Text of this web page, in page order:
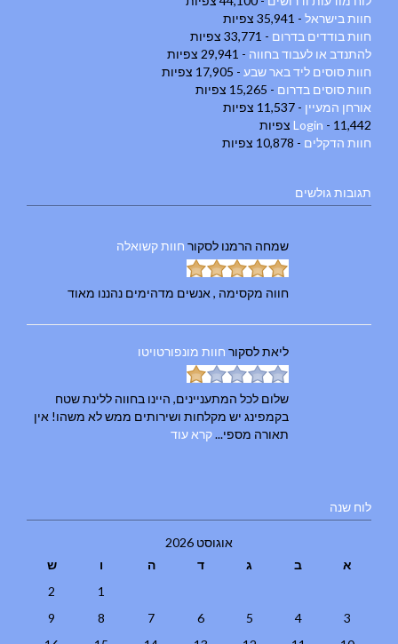
חוות בישראל - 35,941 צפיות
חוות בודדים בדרום - 33,771 צפיות
להתנדב או לעבוד בחווה - 29,941 צפיות
חוות סוסים ליד באר שבע - 17,905 צפיות
חוות סוסים בדרום - 15,265 צפיות
אורחן המעיין - 11,537 צפיות
Login - 11,442 צפיות
חוות הדקלים - 10,878 צפיות
תגובות גולשים
שמחה הרמנו לסקור חוות קשואלה
חווה מקסימה , אנשים מדהימים נהננו מאוד
ליאתלסקור חוות מונפורטויטו
שלום לכל המתעניינים, היינו בחווה ללינת שטח
בקמפינג יש מקלחות ושירותים ממש לא משהו! אין
תאורה מספי...קרא עוד
לוח שנה
אוגוסט 2026
א
ב ג ד ה ו
ש
1
2
3
4
5
6
7
8
9